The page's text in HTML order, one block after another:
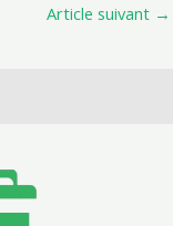
Article suivant →